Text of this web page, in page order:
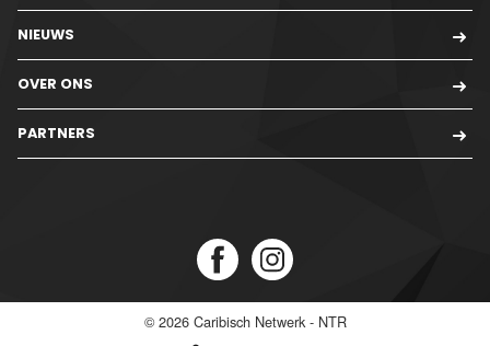
NIEUWS
OVER ONS
PARTNERS
© 2026 Caribisch Netwerk - NTR